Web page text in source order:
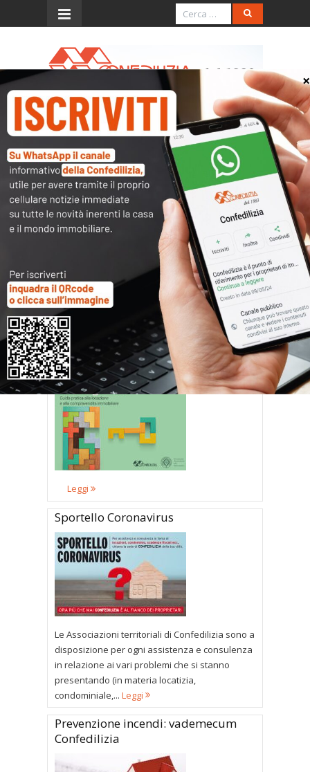
Menu
Riforma del processo civile e diritto
immobiliare
Leggi
Casa e giovani – Guida pratica alla
locazione e alla compravendita
immobiliare
Leggi
Sportello Coronavirus
Le Associazioni territoriali di Confedilizia sono a
disposizione per ogni assistenza e consulenza
in relazione ai vari problemi che si stanno
presentando (in materia locatizia,
condominiale,... Leggi
Prevenzione incendi: vademecum
Confedilizia